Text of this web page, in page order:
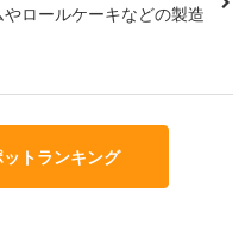
ロールケーキなどの製造
トランキング